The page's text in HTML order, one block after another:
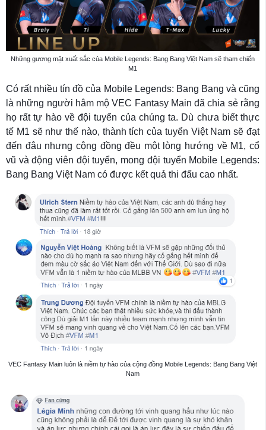
Những gương mặt xuất sắc của Mobile Legends: Bang Bang Việt Nam sẽ tham chiến
M1
Có rất nhiều tín đồ của Mobile Legends: Bang Bang và cũng
là những người hâm mộ VEC Fantasy Main đã chia sẻ rằng
họ rất tự hào về đội tuyển của chúng ta. Dù chưa biết thực
tế M1 sẽ như thế nào, thành tích của tuyển Việt Nam sẽ đạt
đến đâu nhưng cộng đồng đều một lòng hướng về M1, cổ
vũ và động viên đội tuyển, mong đội tuyển Mobile Legends:
Bang Bang Việt Nam có được kết quả thi đấu cao nhất.
VEC Fantasy Main luôn là niềm tự hào của cộng đồng Mobile Legends: Bang Bang Việt
Nam